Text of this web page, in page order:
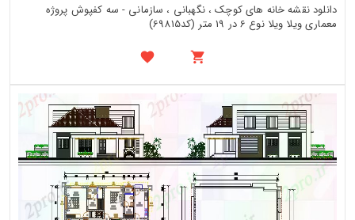
دانلود نقشه خانه های کوچک ، نگهبانی ، سازمانی - سه کفپوش پروژه
معماری ویلا ویلا نوع 6 در 19 متر (کد69815)